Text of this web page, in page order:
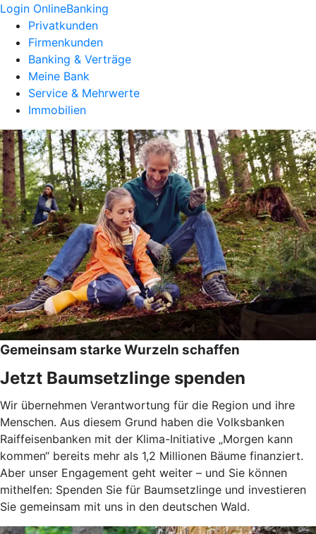
Login OnlineBanking
Privatkunden
Firmenkunden
Banking & Verträge
Meine Bank
Service & Mehrwerte
Immobilien
Gemeinsam starke Wurzeln schaffen
Jetzt Baumsetzlinge spenden
Wir übernehmen Verantwortung für die Region und ihre
Menschen. Aus diesem Grund haben die Volksbanken
Raiffeisenbanken mit der Klima-Initiative „Morgen kann
kommen“ bereits mehr als 1,2 Millionen Bäume finanziert.
Aber unser Engagement geht weiter – und Sie können
mithelfen: Spenden Sie für Baumsetzlinge und investieren
Sie gemeinsam mit uns in den deutschen Wald.